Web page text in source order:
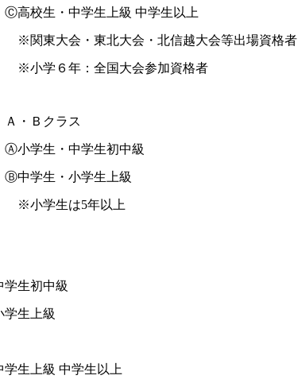
生上級 中学生以上
北大会・北信越大会等出場資格者
全国大会参加資格者
・Ｂクラス
学生初中級
学生上級
5年以上
学生初中級
学生上級
学生上級 中学生以上